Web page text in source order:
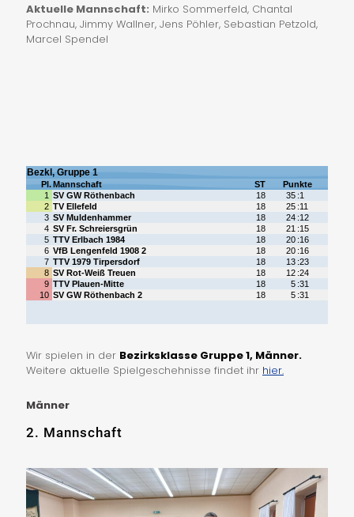
Aktuelle Mannschaft: Mirko Sommerfeld, Chantal
Prochnau, Jimmy Wallner, Jens Pöhler, Sebastian Petzold,
Marcel Spendel
Wir spielen in der Bezirksklasse Gruppe 1, Männer.
Weitere aktuelle Spielgeschehnisse findet ihr hier.
Männer
2. Mannschaft